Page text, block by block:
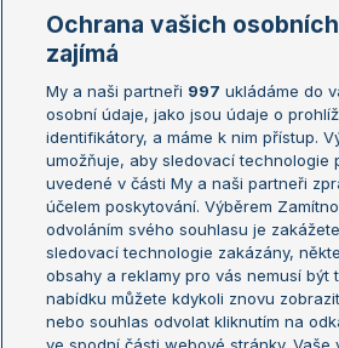
Žebříčky
Žebříček ATP (muži)
Žebříček WTA (ženy)
Sázkařský žebříček
Australian
French Open
Wimbledon
US Open
Turnaj mistrů
Turnaj
Aktualní trendy
Fotbalové přestupy
Ochrana vašich
zajímá
My a naši partneři 997 ukládáme do
osobní údaje, jako jsou údaje o
identifikátory, a máme k nim přístup.
umožňuje, aby sledovací technologie
uvedené v části My a naši partneři
účelem poskytování. Výběrem
odvoláním svého souhlasu je
sledovací technologie zakázány,
obsahy a reklamy pro vás nemusí být
nabídku můžete kdykoli znovu
nebo souhlas odvolat kliknutím na